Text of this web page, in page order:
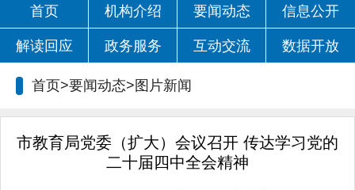
首页 机构介绍 要闻动态 信息公开
解读回应 政务服务 互动交流 数据开放
首页>要闻动态>图片新闻
市教育局党委（扩大）会议召开 传达学习党的
二十届四中全会精神